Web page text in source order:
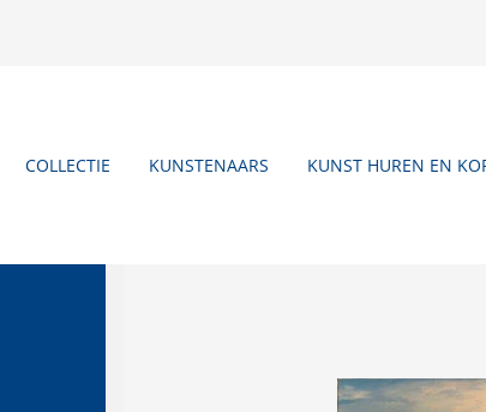
COLLECTIE KUNSTENAARS KUNST HUREN EN